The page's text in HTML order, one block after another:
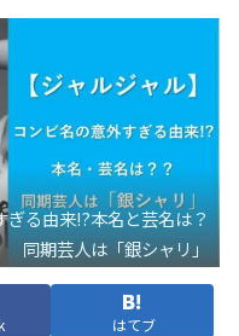
る由来!?本名と芸名は？
同期芸人は「銀シャリ」
はてブ